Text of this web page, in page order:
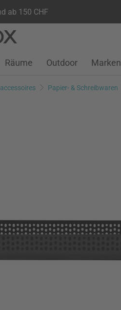
ab 150 CHF
Seiteninhalt
Suchfeld
Räume Outdoor Marken
Papier- & Schreibwaren